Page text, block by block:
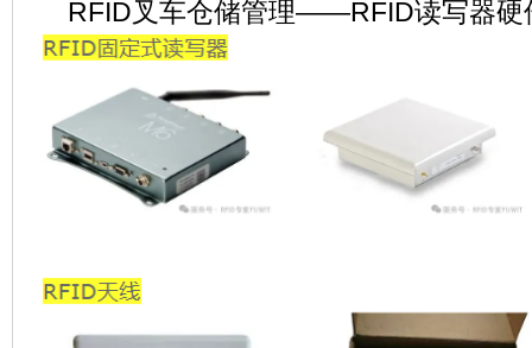
RFID叉车仓储管理——RFID读写器硬